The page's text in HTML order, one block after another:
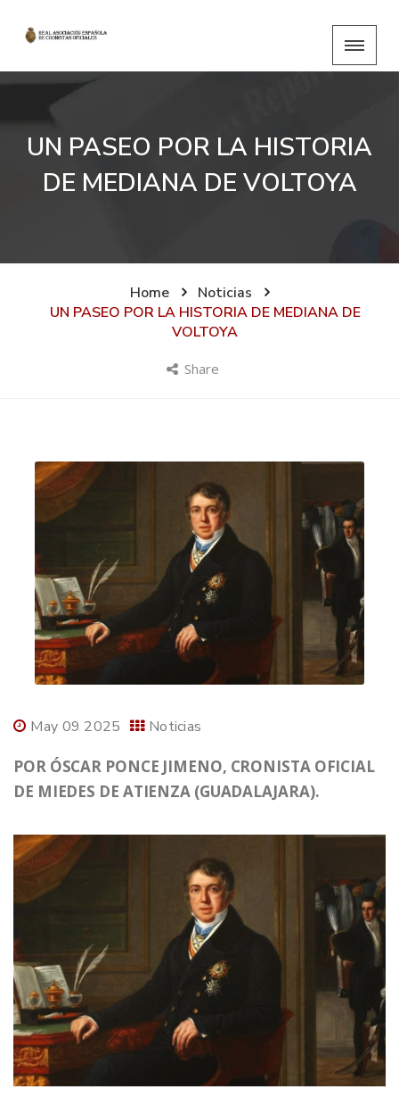
UN PASEO POR LA HISTORIA
DE MEDIANA DE VOLTOYA
Home
Noticias
UN PASEO POR LA HISTORIA DE MEDIANA DE
VOLTOYA
Share
May 09 2025 Noticias
POR ÓSCAR PONCE JIMENO, CRONISTA OFICIAL
DE MIEDES DE ATIENZA (GUADALAJARA).